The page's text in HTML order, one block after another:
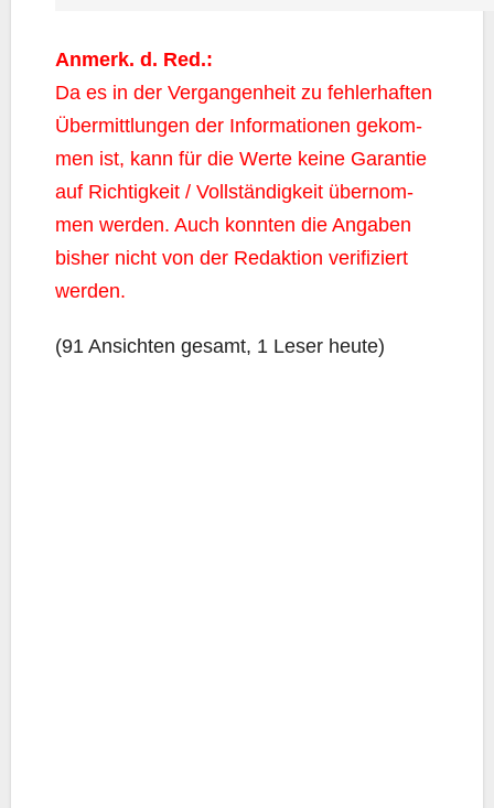
Anmerk. d. Red.:
Da es in der Ver­gan­gen­heit zu feh­ler­haf­ten
Über­mitt­lun­gen der Infor­ma­tio­nen gekom­
men ist, kann für die Wer­te kei­ne Garan­tie
auf Rich­tig­keit / Voll­stän­dig­keit über­nom­
men wer­den. Auch konn­ten die Anga­ben
bis­her nicht von der Redak­ti­on veri­fi­ziert
werden.
(91 Ansich­ten gesamt, 1 Leser heute)